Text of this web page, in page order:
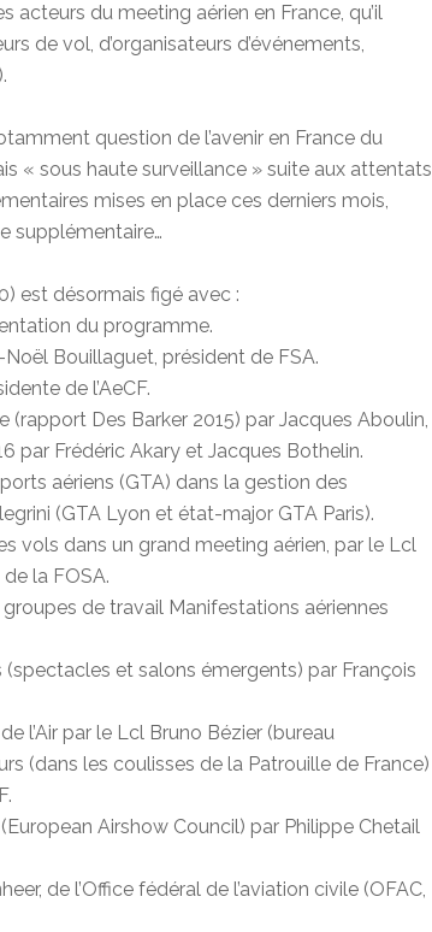
acteurs du meeting aérien en France, qu’il
de vol, d’organisateurs d’événements,
question de l’avenir en France du
« sous haute surveillance » suite aux attentats
mises en place ces derniers mois,
supplémentaire…
est désormais figé avec :
du programme.
Bouillaguet, président de FSA.
de l’AeCF.
(rapport Des Barker 2015) par Jacques Aboulin,
par Frédéric Akary et Jacques Bothelin.
aériens (GTA) dans la gestion des
(GTA Lyon et état-major GTA Paris).
vols dans un grand meeting aérien, par le Lcl
la FOSA.
de travail Manifestations aériennes
et salons émergents) par François
l’Air par le Lcl Bruno Bézier (bureau
(dans les coulisses de la Patrouille de France)
Airshow Council) par Philippe Chetail
de l’Office fédéral de l’aviation civile (OFAC,